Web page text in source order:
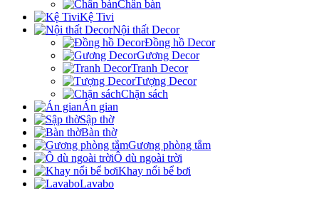
Chân bàn
Kệ Tivi
Nội thất Decor
Đồng hồ Decor
Gương Decor
Tranh Decor
Tượng Decor
Chặn sách
Án gian
Sập thờ
Bàn thờ
Gương phòng tắm
Ô dù ngoài trời
Khay nổi bể bơi
Lavabo